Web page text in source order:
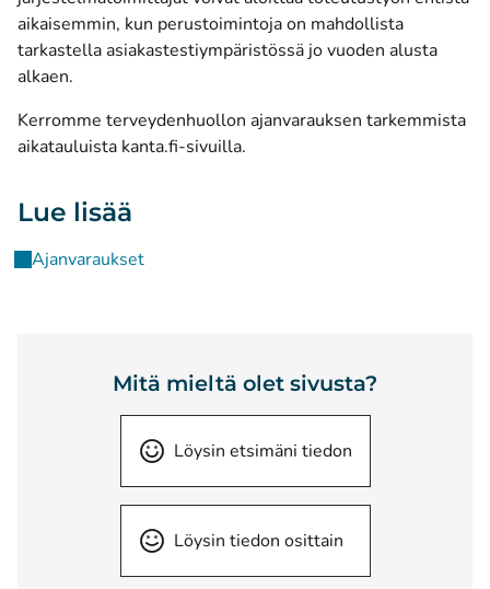
aikaisemmin, kun perustoimintoja on mahdollista
tarkastella asiakastestiympäristössä jo vuoden alusta
alkaen.
Kerromme terveydenhuollon ajanvarauksen tarkemmista
aikatauluista kanta.fi-sivuilla.
Lue lisää
Ajanvaraukset
Mitä mieltä olet sivusta?
Löysin etsimäni tiedon
Löysin tiedon osittain